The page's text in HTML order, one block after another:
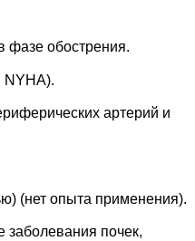
фазе обострения.
NYHA).
артерий и
(нет опыта применения).
заболевания почек,